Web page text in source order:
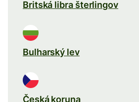
Britská libra šterlingov
Bulharský lev
Česká koruna